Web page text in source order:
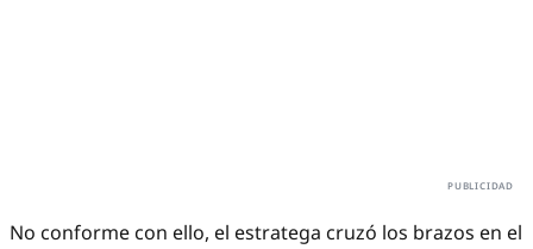
No conforme con ello, el estratega cruzó los brazos en el